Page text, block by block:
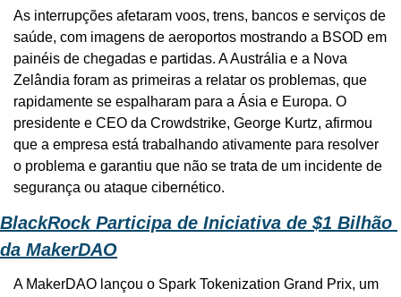
As interrupções afetaram voos, trens, bancos e serviços de
saúde, com imagens de aeroportos mostrando a BSOD em
painéis de chegadas e partidas. A Austrália e a Nova
Zelândia foram as primeiras a relatar os problemas, que
rapidamente se espalharam para a Ásia e Europa. O
presidente e CEO da Crowdstrike, George Kurtz, afirmou
que a empresa está trabalhando ativamente para resolver
o problema e garantiu que não se trata de um incidente de
segurança ou ataque cibernético.
BlackRock Participa de Iniciativa de $1 Bilhão
da MakerDAO
A MakerDAO lançou o Spark Tokenization Grand Prix, um